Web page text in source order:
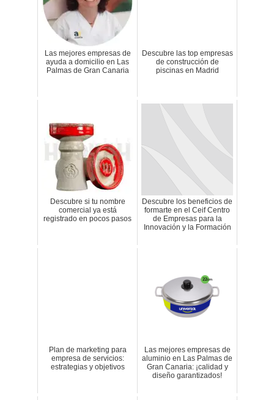
Las mejores empresas de
ayuda a domicilio en Las
Palmas de Gran Canaria
Descubre las top empresas
de construcción de
piscinas en Madrid
Descubre si tu nombre
comercial ya está
registrado en pocos pasos
Descubre los beneficios de
formarte en el Ceif Centro
de Empresas para la
Innovación y la Formación
Plan de marketing para
empresa de servicios:
estrategias y objetivos
Las mejores empresas de
aluminio en Las Palmas de
Gran Canaria: ¡calidad y
diseño garantizados!